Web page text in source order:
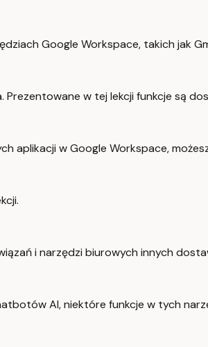
Google Workspace, takich jak
Prezentowane w tej lekcji funkcje są
aplikacji w Google Workspace,
i narzędzi biurowych innych
AI, niektóre funkcje w tych